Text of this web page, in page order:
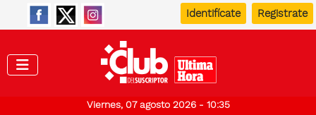
Identifícate Registrate
Viernes, 07 agosto 2026 - 10:35